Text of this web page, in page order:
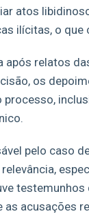
atos
ilícitas, o
após relatos
os
pelo caso
as acusações